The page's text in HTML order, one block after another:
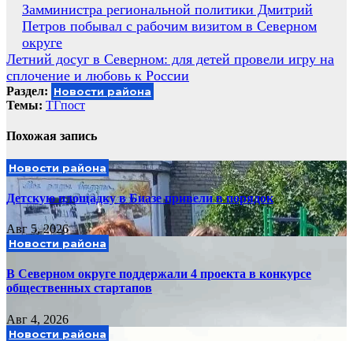
Навигация
по
записям
Замминистра региональной политики Дмитрий
Петров побывал с рабочим визитом в Северном
округе
Летний досуг в Северном: для детей провели игру на
сплочение и любовь к России
Раздел: Новости района
Темы: ТГпост
Похожая запись
Новости района
Детскую площадку в Биазе привели в порядок
Авг 5, 2026
Новости района
В Северном округе поддержали 4 проекта в конкурсе
общественных стартапов
Авг 4, 2026
Новости района